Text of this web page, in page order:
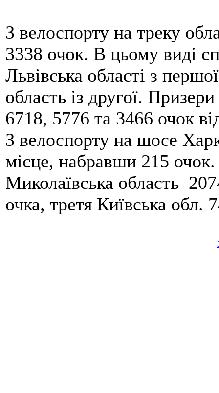
З велоспорту на треку
3338 очок. В цьому виді
Львівська області з
область із другої.
6718, 5776 та 3466 очок
З велоспорту на шосе
місце, набравши 215
Миколаївська область
очка, третя Київська обл.